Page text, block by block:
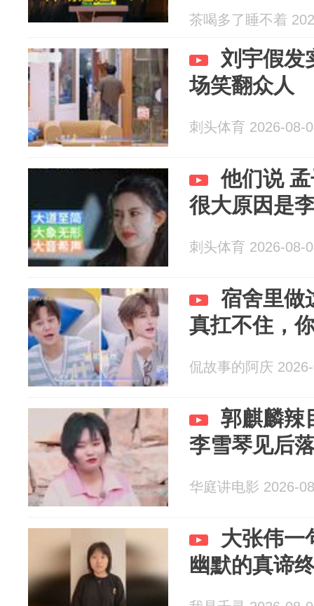
茶喝多了睡不着
刘宇假发
场笑翻众人
刺头体育 2026-08-
他们说
很大原因是
刺头体育 2026-08-
宿舍里做
真扛不住，
侃故事的阿庆
郭麒麟辣
李雪琴见后
华庭讲电影 2026-
大张伟一
幽默的真谛